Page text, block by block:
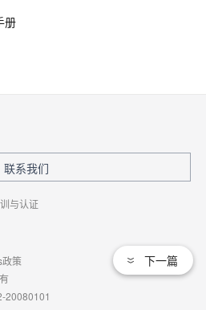
册
下一篇
联系我们
与认证
策
20080101